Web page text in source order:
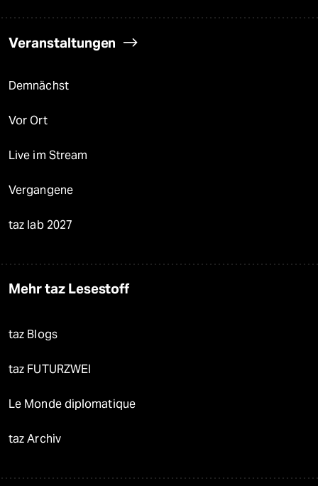
Veranstaltungen
Demnächst
Vor Ort
Live im Stream
Vergangene
taz lab 2027
Mehr taz Lesestoff
taz Blogs
taz FUTURZWEI
Le Monde diplomatique
taz Archiv